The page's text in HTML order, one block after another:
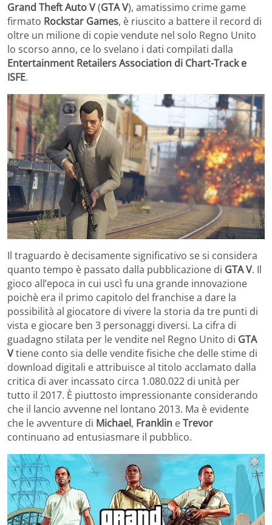
Grand Theft Auto V(GTA V), amatissimo crime game
firmato Rockstar Games, è riuscito a battere il record di
oltre un milione di copie vendute nel solo Regno Unito
lo scorso anno, ce lo svelano i dati compilati dalla
Entertainment Retailers Association di Chart-Track e
ISFE.
Il traguardo è decisamente significativo se si considera
quanto tempo è passato dalla pubblicazione di GTA V. Il
gioco all’epoca in cui uscì fu una grande innovazione
poichè era il primo capitolo del franchise a dare la
possibilità al giocatore di vivere la storia da tre punti di
vista e giocare ben 3 personaggi diversi. La cifra di
guadagno stilata per le vendite nel Regno Unito di GTA
Vtiene conto sia delle vendite fisiche che delle stime di
download digitali e attribuisce al titolo acclamato dalla
critica di aver incassato circa 1.080.022 di unità per
tutto il 2017. È piuttosto impressionante considerando
che il lancio avvenne nel lontano 2013. Ma è evidente
che le avventure di Michael, Franklin eTrevor
continuano ad entusiasmare il pubblico.